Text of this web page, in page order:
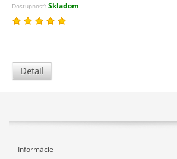
Dostupnosť: Skladom
Detail
Informácie